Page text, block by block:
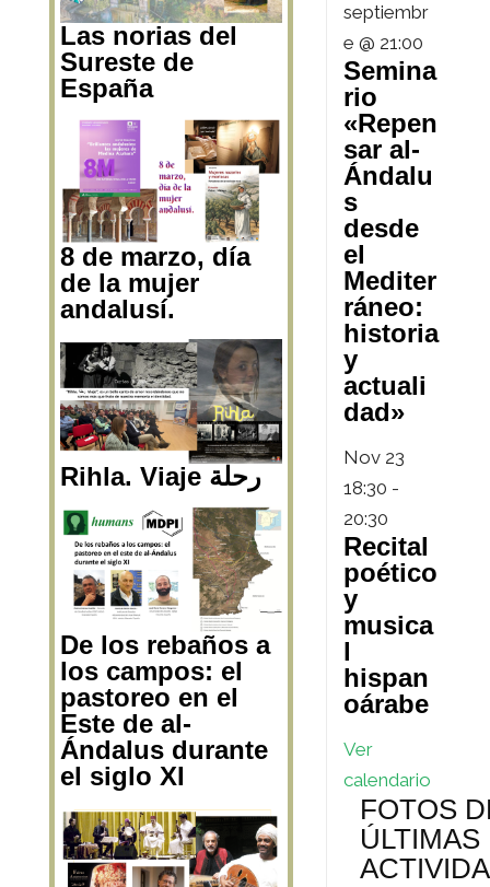
Las norias del
Sureste de
España
8 de marzo, día
de la mujer
andalusí.
Rihla. Viaje رحلة
De los rebaños a
los campos: el
pastoreo en el
Este de al-
Ándalus durante
el siglo XI
septiembr
e @ 21:00
Semina
rio
«Repen
sar al-
Ándalu
s
desde
el
Mediter
ráneo:
historia
y
actuali
dad»
Nov 23
18:30 -
20:30
Recital
poético
y
musica
l
hispan
oárabe
Ver
calendario
FOTOS
ÚLTIMAS